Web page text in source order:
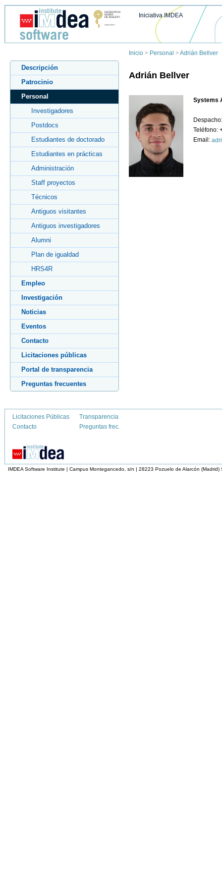
Iniciativa IMDEA
Inicio > Personal >Adrián Bellver
Descripción
Patrocinio
Personal
Investigadores
Postdocs
Estudiantes de doctorado
Estudiantes en prácticas
Administración
Staff proyectos
Técnicos
Antiguos visitantes
Antiguos investigadores
Alumni
Plan de igualdad
HRS4R
Empleo
Investigación
Noticias
Eventos
Contacto
Licitaciones públicas
Portal de transparencia
Preguntas frecuentes
Adrián Bellver
Systems
Teléfono:
Email:
Licitaciones Públicas
Contacto
Transparencia
Preguntas frec.
IMDEA Software Institute | Campus Montegancedo, s/n | 28223 Pozuelo de Alarcón (Madrid)